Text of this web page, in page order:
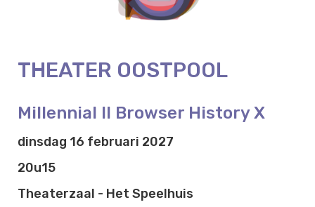
THEATER OOSTPOOL
Millennial II Browser History X
dinsdag 16 februari 2027
20u15
Theaterzaal - Het Speelhuis